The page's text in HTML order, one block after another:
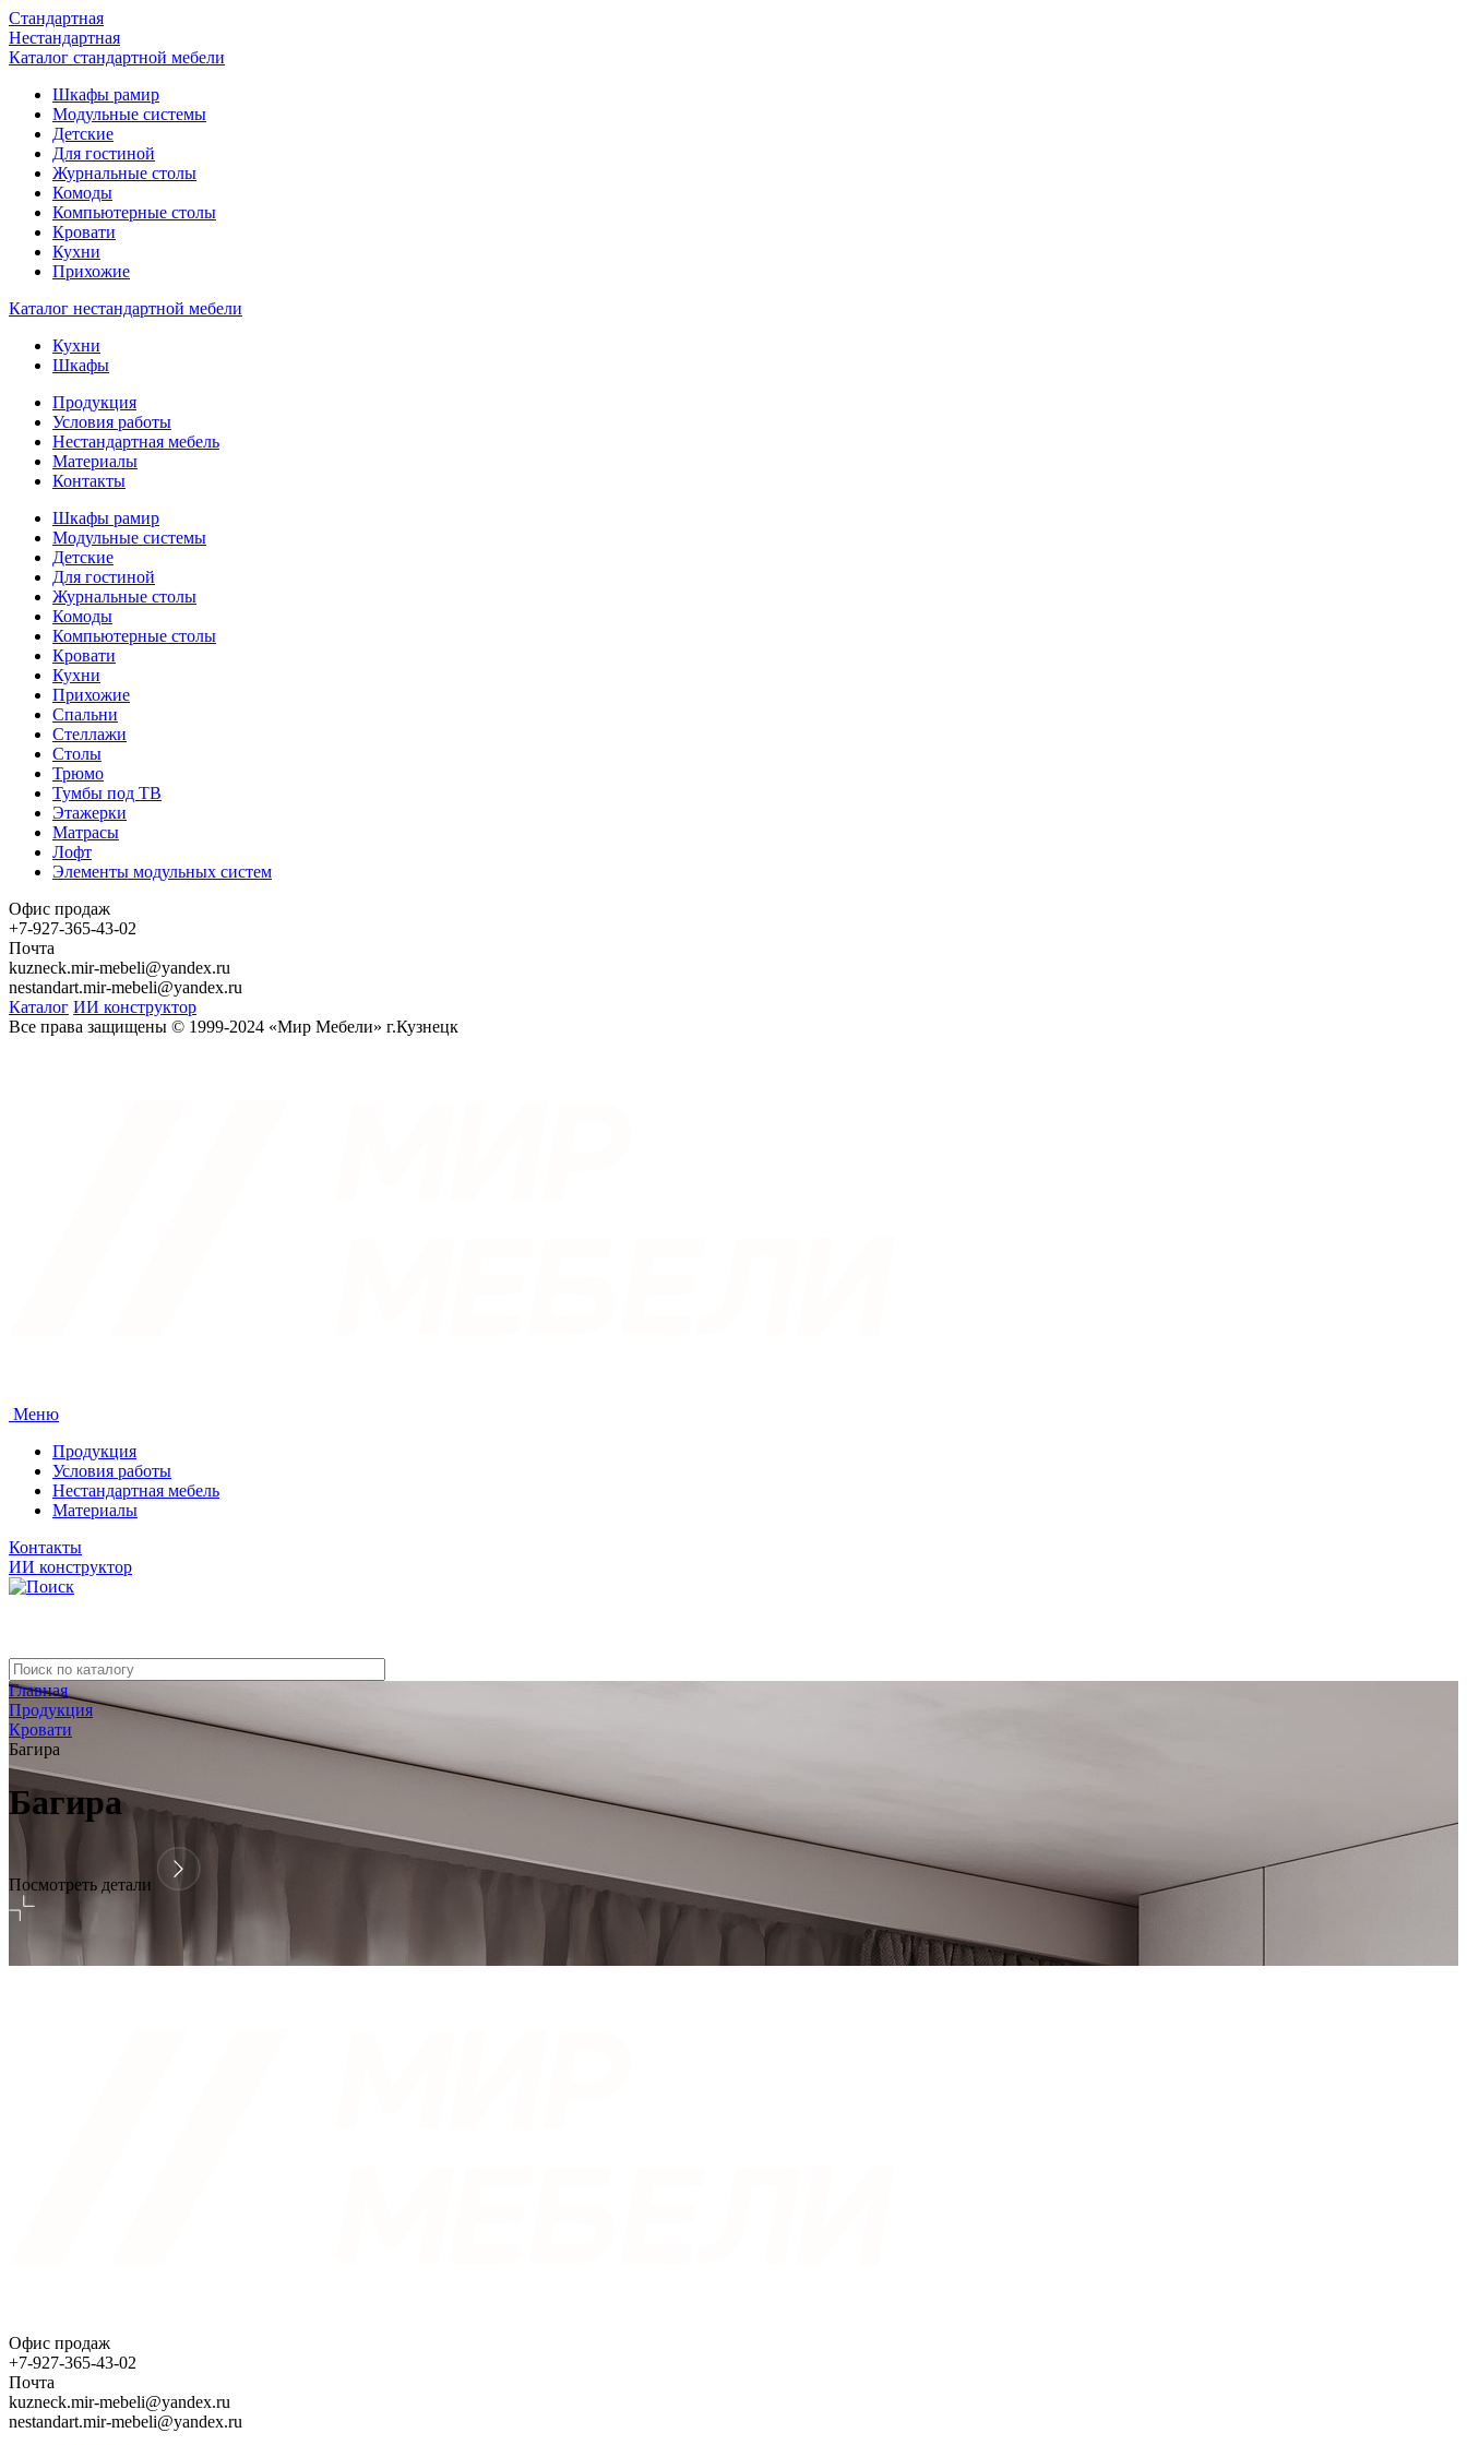
Стандартная
Нестандартная
Каталог стандартной мебели
Шкафы рамир
Модульные системы
Детские
Для гостиной
Журнальные столы
Комоды
Компьютерные столы
Кровати
Кухни
Прихожие
Каталог нестандартной мебели
Кухни
Шкафы
Продукция
Условия работы
Нестандартная мебель
Материалы
Контакты
Шкафы рамир
Модульные системы
Детские
Для гостиной
Журнальные столы
Комоды
Компьютерные столы
Кровати
Кухни
Прихожие
Спальни
Стеллажи
Столы
Трюмо
Тумбы под ТВ
Этажерки
Матрасы
Лофт
Элементы модульных систем
Офис продаж
+7-927-365-43-02
Почта
kuzneck.mir-mebeli@yandex.ru
nestandart.mir-mebeli@yandex.ru
Каталог ИИ конструктор
Все права защищены © 1999-2024 «Мир Мебели» г.Кузнецк
Меню
Продукция
Условия работы
Нестандартная мебель
Материалы
Контакты
ИИ конструктор
Главная
Продукция
Кровати
Багира
Багира
Посмотреть детали
Офис продаж
+7-927-365-43-02
Почта
kuzneck.mir-mebeli@yandex.ru
nestandart.mir-mebeli@yandex.ru